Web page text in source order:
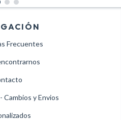
Frecuentes
Cambios y Envios